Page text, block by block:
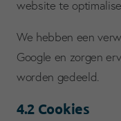
website te
We hebben een
Google en zorgen
worden gedeeld.
4.2 Cookies